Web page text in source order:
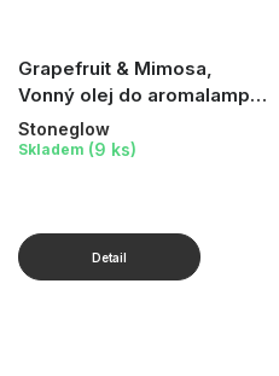
Grapefruit & Mimosa,
Vonný olej do aromalampy,
15 ml
Stoneglow
Skladem (9 ks)